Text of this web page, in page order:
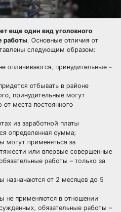
еще один вид уголовного
работы. Основные отличия от
следующим образом:
оплачиваются, принудительные –
отбывать в районе
принудительные могут
от места постоянного
из заработной платы
определенная сумма;
могут применяться за
или впервые совершенные
работы – только за
назначаются от 2 месяцев до 5
не применяются в отношении
обязательные работы –